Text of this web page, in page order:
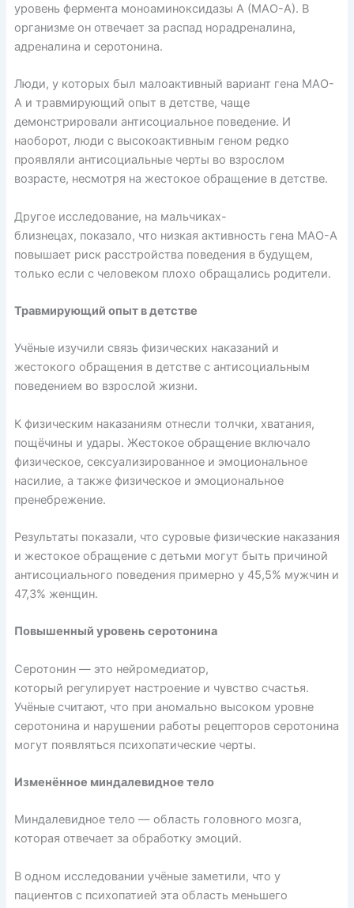
уровень фермента моноаминоксидазы А (МАО-А). В
организме он отвечает за распад норадреналина,
адреналина и серотонина.
Люди, у которых был малоактивный вариант гена МАО-
А и травмирующий опыт в детстве, чаще
демонстрировали антисоциальное поведение. И
наоборот, люди с высокоактивным геном редко
проявляли антисоциальные черты во взрослом
возрасте, несмотря на жестокое обращение в детстве.
Другое исследование, на мальчиках-
близнецах, показало, что низкая активность гена МАО-А
повышает риск расстройства поведения в будущем,
только если с человеком плохо обращались родители.
Травмирующий опыт в детстве
Учёные изучили связь физических наказаний и
жестокого обращения в детстве с антисоциальным
поведением во взрослой жизни.
К физическим наказаниям отнесли толчки, хватания,
пощёчины и удары. Жестокое обращение включало
физическое, сексуализированное и эмоциональное
насилие, а также физическое и эмоциональное
пренебрежение.
Результаты показали, что суровые физические наказания
и жестокое обращение с детьми могут быть причиной
антисоциального поведения примерно у 45,5% мужчин и
​​47,3% женщин.
Повышенный уровень серотонина
Серотонин — это нейромедиатор,
который регулирует настроение и чувство счастья.
Учёные считают, что при аномально высоком уровне
серотонина и нарушении работы рецепторов серотонина
могут появляться психопатические черты.
Изменённое миндалевидное тело
Миндалевидное тело — область головного мозга,
которая отвечает за обработку эмоций.
В одном исследовании учёные заметили, что у
пациентов с психопатией эта область меньшего